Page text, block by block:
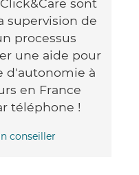
sont
supervision de
processus
une aide pour
d'autonomie à
en France
téléphone !
conseiller